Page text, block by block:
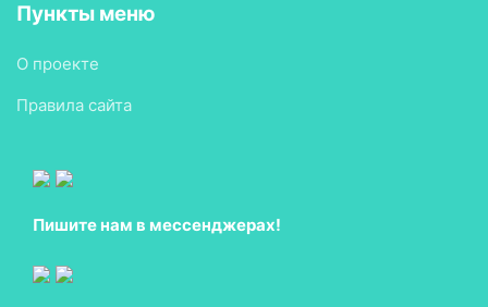
Пункты меню
О проекте
Правила сайта
Пишите нам в мессенджерах!